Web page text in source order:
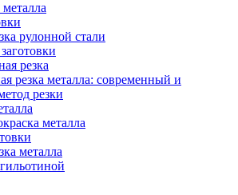
металла
рулонной стали
резка
резка металла: современный и
резки
металла
металла